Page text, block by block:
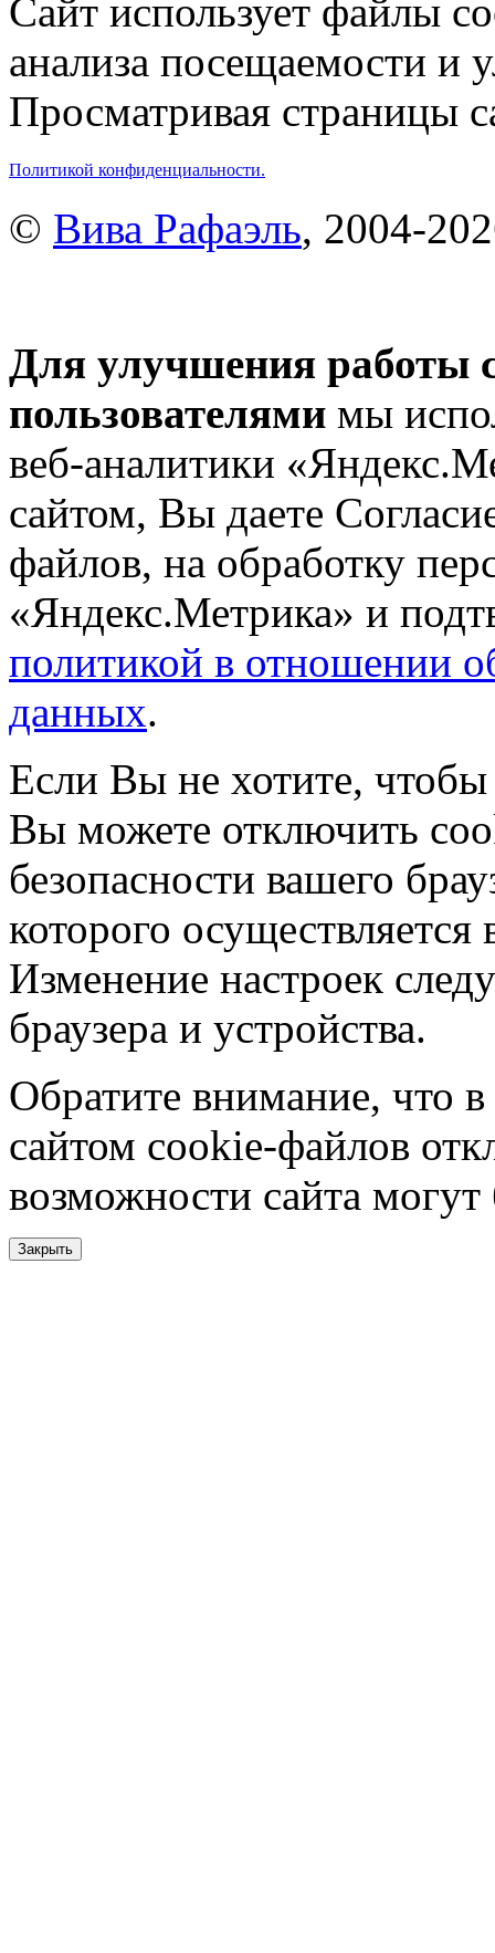
Сайт использует файлы
анализа посещаемости и
Просматривая страницы
Политикой конфиденциальности.
© Вива Рафаэль, 2004-
Для улучшения работы
пользователями мы
веб-аналитики
сайтом, Вы даете
файлов, на обработку
«Яндекс.Метрика» и
политикой в отношении
данных.
Если Вы не хотите,
Вы можете отключить
безопасности вашего
которого
Изменение настроек
браузера и устройства.
Обратите внимание, что в
сайтом cookie-файлов
возможности сайта
Закрыть